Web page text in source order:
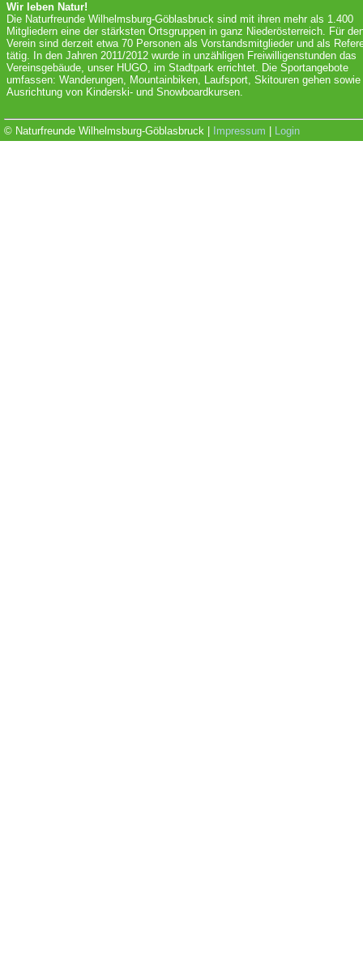
Wir leben Natur!
Die Naturfreunde Wilhelmsburg-Göblasbruck sind mit ihren mehr als 1.400
Mitgliedern eine der stärksten Ortsgruppen in ganz Niederösterreich. Für
Verein sind derzeit etwa 70 Personen als Vorstandsmitglieder und als
tätig. In den Jahren 2011/2012 wurde in unzähligen Freiwilligenstunden das
Vereinsgebäude, unser HUGO, im Stadtpark errichtet. Die Sportangebote
umfassen: Wanderungen, Mountainbiken, Laufsport, Skitouren gehen sowie
Ausrichtung von Kinderski- und Snowboardkursen.
© Naturfreunde Wilhelmsburg-Göblasbruck | Impressum Login